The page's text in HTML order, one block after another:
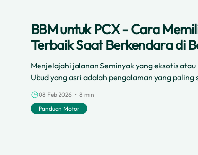
BBM untuk PCX - Cara
Terbaik Saat Berkendara di
Menjelajahi jalanan Seminyak yang eksotis
Ubud yang asri adalah pengalaman yang
dengan kendaraan roda dua.
08 Feb 2026 • 8 min
Panduan Motor